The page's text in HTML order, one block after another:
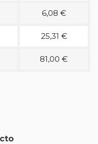
6,08 €
25,31 €
81,00 €